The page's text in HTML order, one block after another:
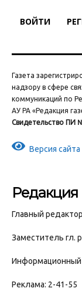
ВОЙТИ
Газета
надзору в сфере
коммуникаций по
АУ РА «Редакция
Свидетельство ПИ
Версия
Редакция
Главный
Заместитель гл.
Информационный
Реклама: 2-41-55